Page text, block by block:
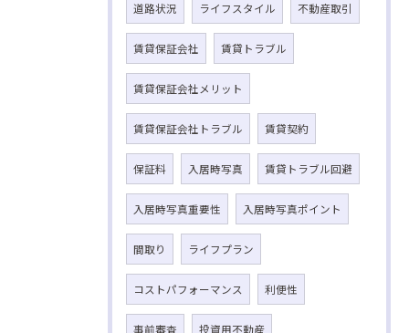
道路状況 ライフスタイル 不動産取引
賃貸保証会社 賃貸トラブル
賃貸保証会社メリット
賃貸保証会社トラブル 賃貸契約
保証料 入居時写真 賃貸トラブル回避
入居時写真重要性 入居時写真ポイント
間取り ライフプラン
コストパフォーマンス 利便性
事前審査 投資用不動産